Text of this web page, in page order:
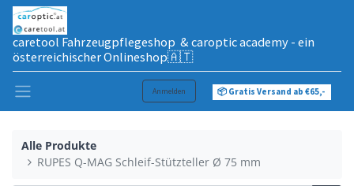
caretool Fahrzeugpflegeshop & caroptic academy - ein
österreichischer Onlineshop🇦🇹
Anmelden 📦 Gratis Versand ab €65,-
Alle Produkte
RUPES Q-MAG Schleif-Stützteller Ø 75 mm